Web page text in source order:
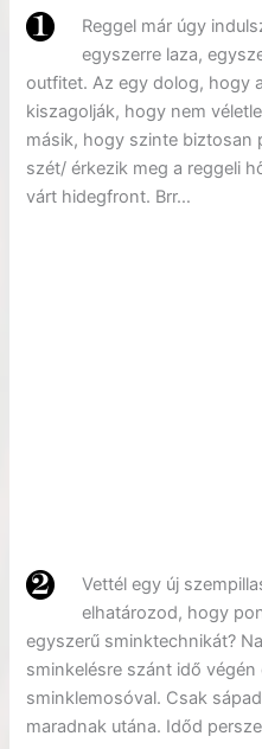
Reggel már úgy
egyszerre laza,
outfitet. Az egy dolog, hogy
kiszagolják, hogy nem
másik, hogy szinte biztosan
szét/ érkezik meg a reggeli
várt hidegfront. Brr…
Vettél egy új
elhatározod, hogy
egyszerű sminktechnikát?
sminkelésre szánt idő
sminklemosóval. Csak
maradnak utána. Időd